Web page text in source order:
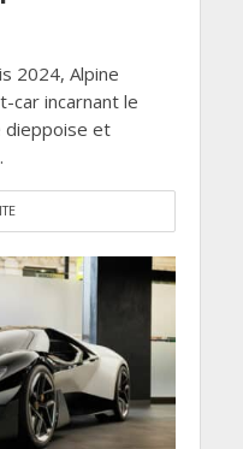
2024, Alpine
car incarnant le
dieppoise et